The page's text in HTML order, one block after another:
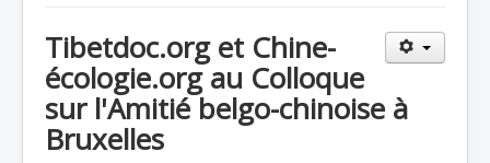
Tibetdoc.org et Chine-
écologie.org au Colloque
sur l'Amitié belgo-chinoise à
Bruxelles